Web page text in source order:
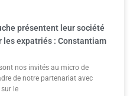
présentent leur société
expatriés : Constantiam
nos invités au micro de
de notre partenariat avec
le